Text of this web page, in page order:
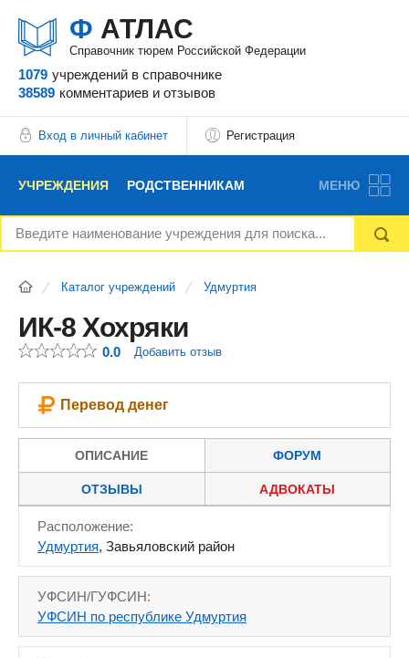
Ф АТЛАС
Справочник тюрем Российской Федерации
1079 учреждений в справочнике
38589 комментариев и отзывов
Вход в личный кабинет Регистрация
УЧРЕЖДЕНИЯ РОДСТВЕННИКАМ
НОВОСТИ БЛОГ АДВОКАТЫ
РЕКЛАМОДАТЕЛЯМ
МЕНЮ
Каталог учреждений Удмуртия
ИК-8 Хохряки
0.0 Добавить отзыв
Перевод денег
ОПИСАНИЕ ФОРУМ
ОТЗЫВЫ АДВОКАТЫ
Расположение:
Удмуртия, Завьяловский район
УФСИН/ГУФСИН:
УФСИН по республике Удмуртия